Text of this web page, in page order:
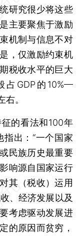
研究很少将这些
主要聚焦于激励
机制与信息不对
，仅激励约束机
税收水平的巨大
占GDP的10%—
。
的看法和100年
指出：“一个国家
民族历史最重要
响源自国家运行
其（税收）运用
、经济发展以及
考虑驱动发展进
的原因而贫穷，